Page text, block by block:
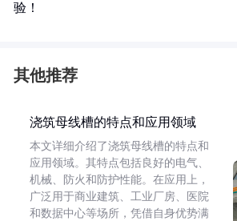
验！
其他推荐
浇筑母线槽的特点和应用领域
本文详细介绍了浇筑母线槽的特点和
应用领域。其特点包括良好的电气、
机械、防火和防护性能。在应用上，
广泛用于商业建筑、工业厂房、医院
和数据中心等场所，凭借自身优势满